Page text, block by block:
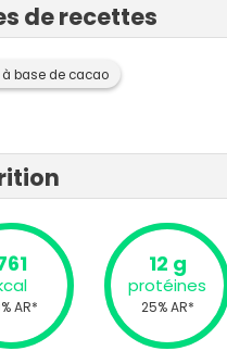
de recettes
à base de cacao
AR*
12 g
protéines
25% AR*